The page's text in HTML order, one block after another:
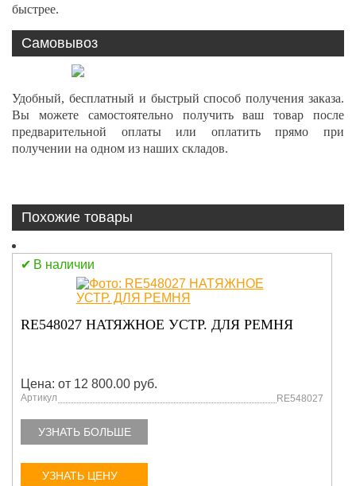
быстрее.
Самовывоз
Удобный, бесплатный и быстрый способ получения заказа.
Вы можете самостоятельно получить ваш товар после
предварительной оплаты или оплатить прямо при
получении на одном из наших складов.
Похожие товары
В наличии
RE548027 НАТЯЖНОЕ УСТР. ДЛЯ РЕМНЯ
Цена: от 12 800.00 руб.
Артикул RE548027
УЗНАТЬ БОЛЬШЕ
УЗНАТЬ ЦЕНУ